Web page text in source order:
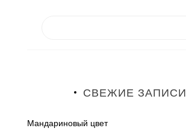
СВЕЖИЕ ЗАПИСИ
Мандариновый цвет